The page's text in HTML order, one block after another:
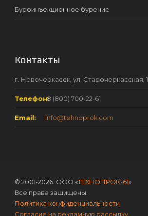
Буроинъекционное бурение
Контакты
г. Новочеркасск, ул. Старочеркасская, 1
Телефон:8 (800) 700-22-61
Email: info@tehnoprok.com
© 2001-2026. ООО «ТЕХНОПРОК-61».
Все права защищены.
Политика конфиденциальности
Согласие на рекламную рассылку